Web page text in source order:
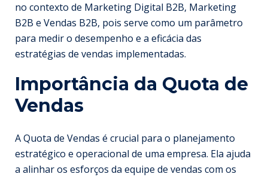
no contexto de Marketing Digital B2B, Marketing
B2B e Vendas B2B, pois serve como um parâmetro
para medir o desempenho e a eficácia das
estratégias de vendas implementadas.
Importância da Quota de
Vendas
A Quota de Vendas é crucial para o planejamento
estratégico e operacional de uma empresa. Ela ajuda
a alinhar os esforços da equipe de vendas com os